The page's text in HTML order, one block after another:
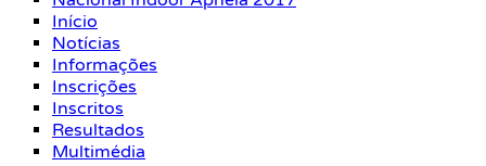
Início
Notícias
Informações
Inscrições
Inscritos
Resultados
Multimédia